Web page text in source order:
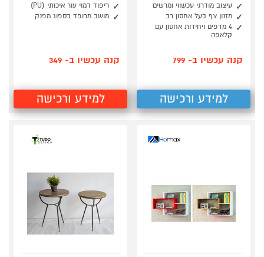
עיצוב מודרני עכשווי ומרשים
מזנון צף בעל אחסון רב
4 מדפים ויחידות אחסון עם
קלאפה
קנה עכשיו ב- 799
למידע ורכישה
ריפוד דמוי עור איכותי (PU)
מושב מרופד בספוג מפנק
קנה עכשיו ב- 349
למידע ורכישה